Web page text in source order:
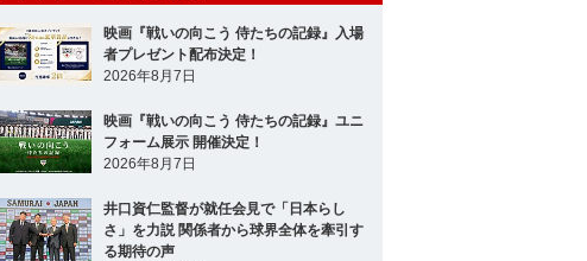
映画『戦いの向こう 侍たちの記録』入場
者プレゼント配布決定！
2026年8月7日
映画『戦いの向こう 侍たちの記録』ユニ
フォーム展示 開催決定！
2026年8月7日
井口資仁監督が就任会見で「日本らし
さ」を力説 関係者から球界全体を牽引す
る期待の声